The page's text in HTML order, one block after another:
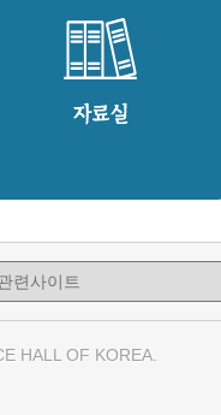
HALL OF KOREA.